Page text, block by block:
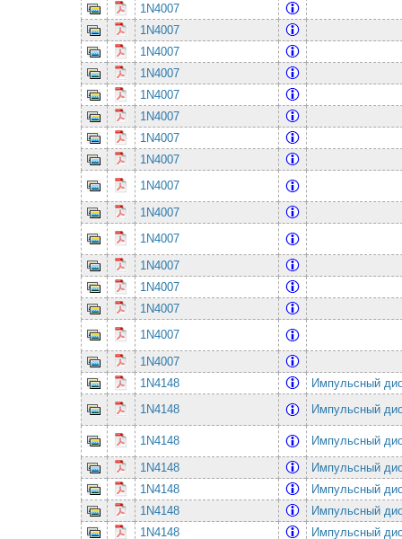
1N4007
1N4007
1N4007
1N4007
1N4007
1N4007
1N4007
1N4007
1N4007
1N4007
1N4007
1N4007
1N4007
1N4007
1N4007
1N4007
1N4148
Импульсный
1N4148
Импульсный
1N4148
Импульсный
1N4148
Импульсный
1N4148
Импульсный
1N4148
Импульсный
1N4148
Импульсный